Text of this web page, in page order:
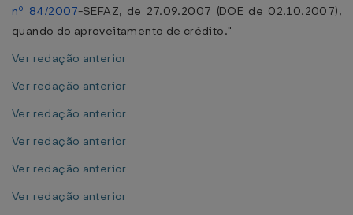
nº 84/2007-SEFAZ, de 27.09.2007 (DOE de 02.10.2007),
quando do aproveitamento de crédito."
Ver redação anterior
Ver redação anterior
Ver redação anterior
Ver redação anterior
Ver redação anterior
Ver redação anterior